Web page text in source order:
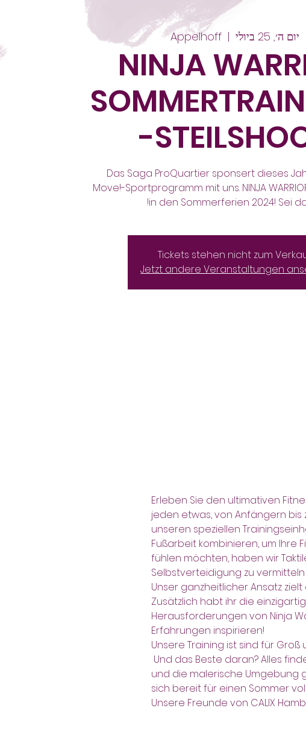
יום ה׳, 25 ביולי
  |
Appelhoff
NINJA
Das Saga ProQuartier sponsert dieses
Move!-Sportprogramm mit uns. NINJA
in den Sommerferien 2024! Sei
Tickets stehen nicht zum
Jetzt andere Veranstaltungen
Erleben Sie den ultimativen
jeden etwas, von Anfängern bis
unseren speziellen
Fußarbeit kombinieren, um Ihre
fühlen möchten, haben wir
Selbstverteidigung zu
Unser ganzheitlicher Ansatz
Zusätzlich habt ihr die
Herausforderungen von Ninja
Erfahrungen inspirieren!
Unsere Training ist sind für
und die malerische Umgebung
sich bereit für einen Sommer
Unsere Freunde von CALIX